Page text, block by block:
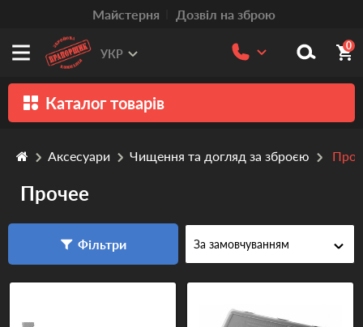
Mайстерня Дозвіл на зброю
УКР
0
Каталог товарів
Травматична зброя
Оптика
Аксесуари Чищення та догляд за зброєю
Прочее
Фільтри